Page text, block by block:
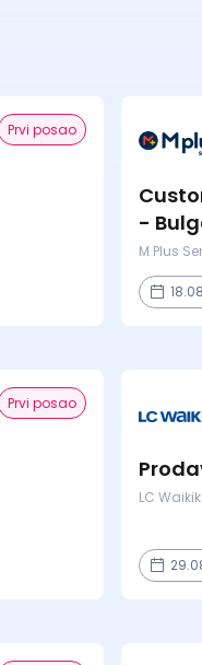
Prvi posao
-
M Plus
Prvi posao
LC